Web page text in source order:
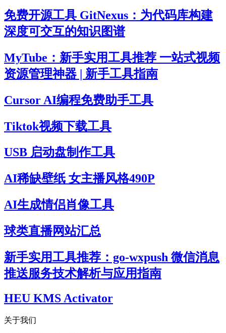
免费开源工具 GitNexus：为代码库构建
深度可交互的知识图谱
MyTube：新手实用工具推荐 一站式视频
资源管理神器 | 新手工具指南
Cursor AI编程免费助手工具
Tiktok视频下载工具
USB 启动盘制作工具
AI稀缺壁纸 女主播风格490P
AI生成情侣肖像工具
球类直播网站汇总
新手实用工具推荐：go-wxpush 微信消息
推送服务技术解析与应用指南
HEU KMS Activator
关于我们